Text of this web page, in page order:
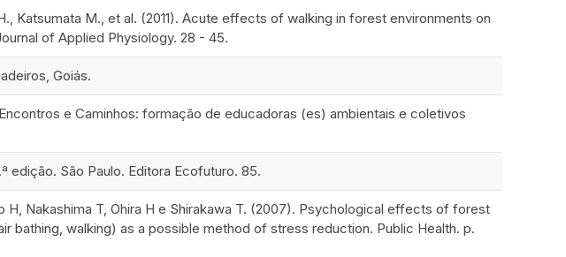
Katsumata M., et al. (2011). Acute effects of walking in forest environments on
of Applied Physiology. 28 - 45.
Goiás.
e Caminhos: formação de educadoras (es) ambientais e coletivos
edição. São Paulo. Editora Ecofuturo. 85.
H, Nakashima T, Ohira H e Shirakawa T. (2007). Psychological effects of forest
bathing, walking) as a possible method of stress reduction. Public Health. p.